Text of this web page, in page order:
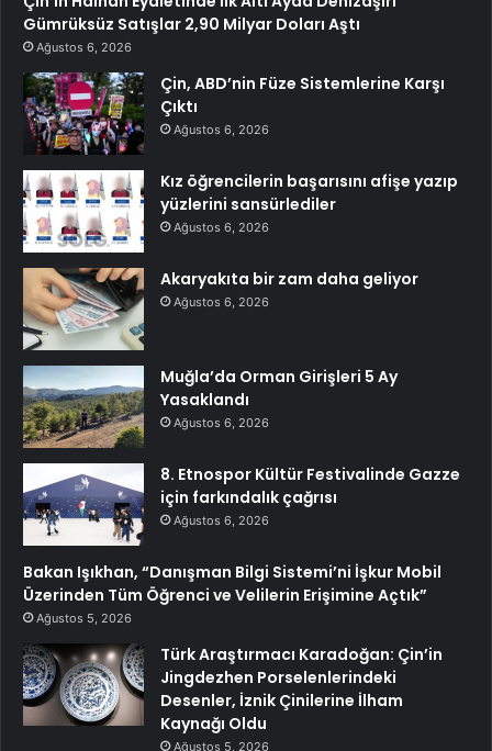
Gümrüksüz Satışlar 2,90 Milyar Doları Aştı
Ağustos 6, 2026
Çin, ABD’nin Füze Sistemlerine Karşı
Çıktı
Ağustos 6, 2026
Kız öğrencilerin başarısını afişe yazıp
yüzlerini sansürlediler
Ağustos 6, 2026
Akaryakıta bir zam daha geliyor
Ağustos 6, 2026
Muğla’da Orman Girişleri 5 Ay
Yasaklandı
Ağustos 6, 2026
8. Etnospor Kültür Festivalinde Gazze
için farkındalık çağrısı
Ağustos 6, 2026
Bakan Işıkhan, “Danışman Bilgi Sistemi’ni İşkur Mobil
Üzerinden Tüm Öğrenci ve Velilerin Erişimine Açtık”
Ağustos 5, 2026
Türk Araştırmacı Karadoğan: Çin’in
Jingdezhen Porselenlerindeki
Desenler, İznik Çinilerine İlham
Kaynağı Oldu
Ağustos 5, 2026